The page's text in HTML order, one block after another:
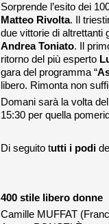
Sorprende l’esito dei
Matteo Rivolta. Il
due vittorie di altrettanti
Andrea Toniato. Il
ritorno del più esperto
gara del programma “
libero. Rimonta non
Domani sarà la volta
15:30 per quella
Di seguito tutti i podi
400 stile libero donne
Camille MUFFAT